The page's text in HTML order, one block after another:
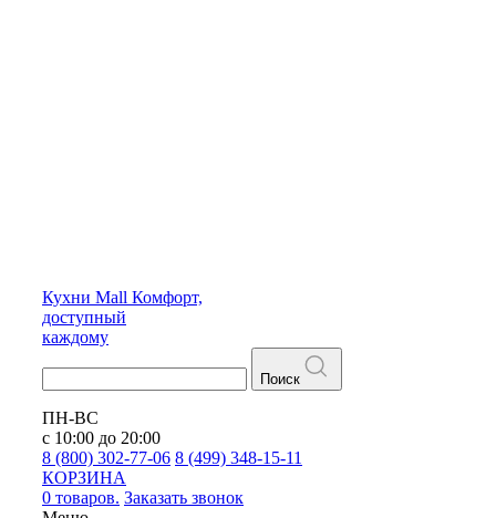
Кухни Mall Комфорт,
доступный
каждому
Поиск
ПН-ВС
с 10:00 до 20:00
8 (800) 302-77-06 8 (499) 348-15-11
КОРЗИНА
0 товаров. Заказать звонок